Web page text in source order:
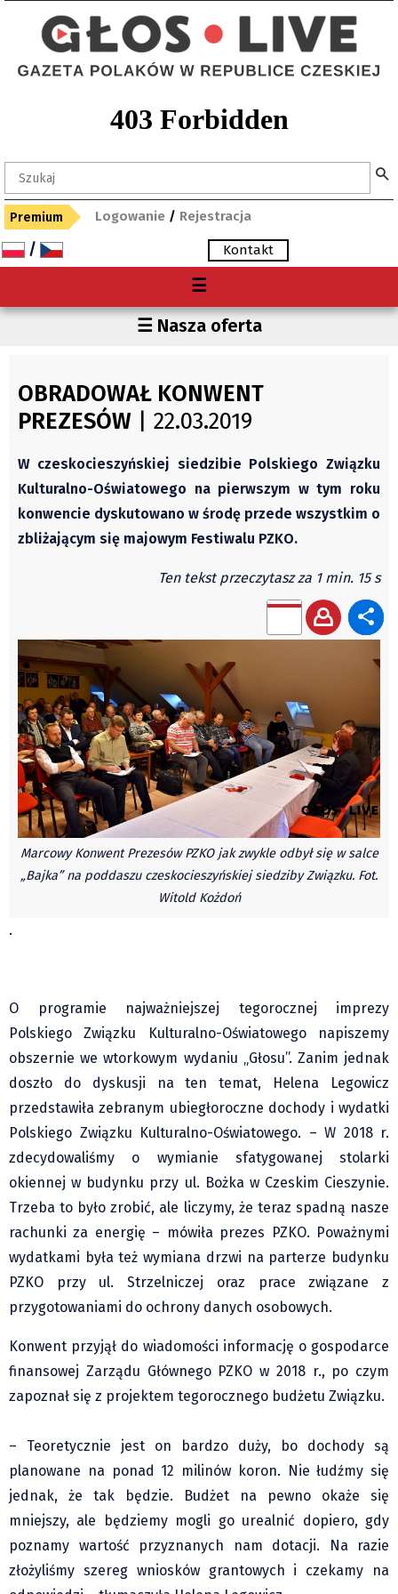
Premium Logowanie / Rejestracja
/ Kontakt
☰
O nas
Archiwum
Autorzy
Fundusz Rozwoju Zaolzia
Sekretariat
Napisz artykuł
Reklama
RODO (GDPR)
OGÓLNE WARUNKI HANDLOWE
Všeobecné obchodní podmínky
Wiadomości
Region
Czechy
Polska
Świat
Kongres Polaków
Kultura
Recenzje
Pop Art
Wydarzenia
Nasze biblioteki
Publicystyka
Zdaniem...
Pre-teksty i kon-teksty Łęckiego
Na posiónku pisane Milerskiego (archiwum)
Na granicy Księstwa Drobika (archiwum)
Podróże małe i duże Skałki
Podróże
Wywiady
Rodziny wielodzietne
Młodzi
Przedszkola
Szkoły podstawowe
Szkoły średnie
Studia
☰ Nasza oferta
Świat
Kongres Polaków
PZKO
OBRADOWAŁ KONWENT
PREZESÓW | 22.03.2019
W czeskocieszyńskiej siedzibie Polskiego Związku
Kulturalno-Oświatowego na pierwszym w tym roku
konwencie dyskutowano w środę przede wszystkim o
zbliżającym się majowym Festiwalu PZKO.
Ten tekst przeczytasz za 1 min. 15 s
Marcowy Konwent Prezesów PZKO jak zwykle odbył się w salce
„Bajka” na poddaszu czeskocieszyńskiej siedziby Związku. Fot.
Witold Kożdoń
.
O programie najważniejszej tegorocznej imprezy
Polskiego Związku Kulturalno-Oświatowego napiszemy
obszernie we wtorkowym wydaniu „Głosu”. Zanim jednak
doszło do dyskusji na ten temat, Helena Legowicz
przedstawiła zebranym ubiegłoroczne dochody i wydatki
Polskiego Związku Kulturalno-Oświatowego. – W 2018 r.
zdecydowaliśmy o wymianie sfatygowanej stolarki
okiennej w budynku przy ul. Bożka w Czeskim Cieszynie.
Trzeba to było zrobić, ale liczymy, że teraz spadną nasze
rachunki za energię – mówiła prezes PZKO. Poważnymi
wydatkami była też wymiana drzwi na parterze budynku
PZKO przy ul. Strzelniczej oraz prace związane z
przygotowaniami do ochrony danych osobowych.
Konwent przyjął do wiadomości informację o gospodarce
finansowej Zarządu Głównego PZKO w 2018 r., po czym
zapoznał się z projektem tegorocznego budżetu Związku.
– Teoretycznie jest on bardzo duży, bo dochody są
planowane na ponad 12 milinów koron. Nie łudźmy się
jednak, że tak będzie. Budżet na pewno okaże się
mniejszy, ale będziemy mogli go urealnić dopiero, gdy
poznamy wartość przyznanych nam dotacji. Na razie
złożyliśmy szereg wniosków grantowych i czekamy na